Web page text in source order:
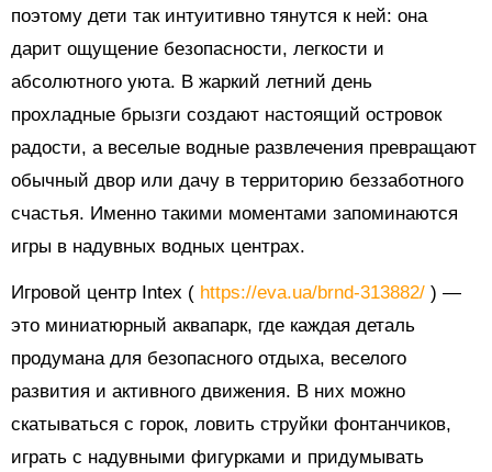
поэтому дети так интуитивно тянутся к ней: она
дарит ощущение безопасности, легкости и
абсолютного уюта. В жаркий летний день
прохладные брызги создают настоящий островок
радости, а веселые водные развлечения превращают
обычный двор или дачу в территорию беззаботного
счастья. Именно такими моментами запоминаются
игры в надувных водных центрах.
Игровой центр Intex ( https://eva.ua/brnd-313882/ ) —
это миниатюрный аквапарк, где каждая деталь
продумана для безопасного отдыха, веселого
развития и активного движения. В них можно
скатываться с горок, ловить струйки фонтанчиков,
играть с надувными фигурками и придумывать